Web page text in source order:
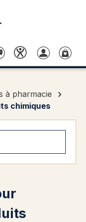
à pharmacie
chimiques